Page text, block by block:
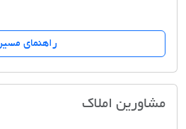
راهنمای مسیر
مشاورین املاکمسکن انتظار